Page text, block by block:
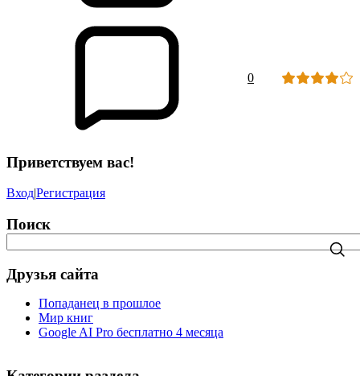
0
Приветствуем вас!
Вход|Регистрация
Поиск
Друзья сайта
Попаданец в прошлое
Мир книг
Google AI Pro бесплатно 4 месяца